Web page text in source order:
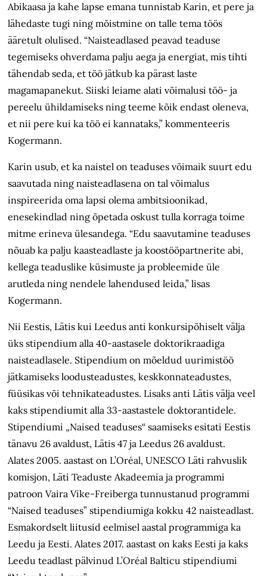
Abikaasa ja kahe lapse emana tunnistab Karin, et pere ja
lähedaste tugi ning mõistmine on talle tema töös
ääretult olulised. “Naisteadlased peavad teaduse
tegemiseks ohverdama palju aega ja energiat, mis tihti
tähendab seda, et töö jätkub ka pärast laste
magamapanekut. Siiski leiame alati võimalusi töö- ja
pereelu ühildamiseks ning teeme kõik endast oleneva,
et nii pere kui ka töö ei kannataks,” kommenteeris
Kogermann.
Karin usub, et ka naistel on teaduses võimaik suurt edu
saavutada ning naisteadlasena on tal võimalus
inspireerida oma lapsi olema ambitsioonikad,
enesekindlad ning õpetada oskust tulla korraga toime
mitme erineva ülesandega. “Edu saavutamine teaduses
nõuab ka palju kaasteadlaste ja koostööpartnerite abi,
kellega teaduslike küsimuste ja probleemide üle
arutleda ning nendele lahendused leida,” lisas
Kogermann.
Nii Eestis, Lätis kui Leedus anti konkursipõhiselt välja
üks stipendium alla 40-aastasele doktorikraadiga
naisteadlasele. Stipendium on mõeldud uurimistöö
jätkamiseks loodusteadustes, keskkonnateadustes,
füüsikas või tehnikateadustes. Lisaks anti Lätis välja veel
kaks stipendiumit alla 33-aastastele doktorantidele.
Stipendiumi „Naised teaduses“ saamiseks esitati Eestis
tänavu 26 avaldust, Lätis 47 ja Leedus 26 avaldust.
Alates 2005. aastast on L’Oréal, UNESCO Läti rahvuslik
komisjon, Läti Teaduste Akadeemia ja programmi
patroon Vaira Vike-Freiberga tunnustanud programmi
“Naised teaduses” stipendiumiga kokku 42 naisteadlast.
Esmakordselt liitusid eelmisel aastal programmiga ka
Leedu ja Eesti. Alates 2017. aastast on kaks Eesti ja kaks
Leedu teadlast pälvinud L’Oréal Balticu stipendiumi